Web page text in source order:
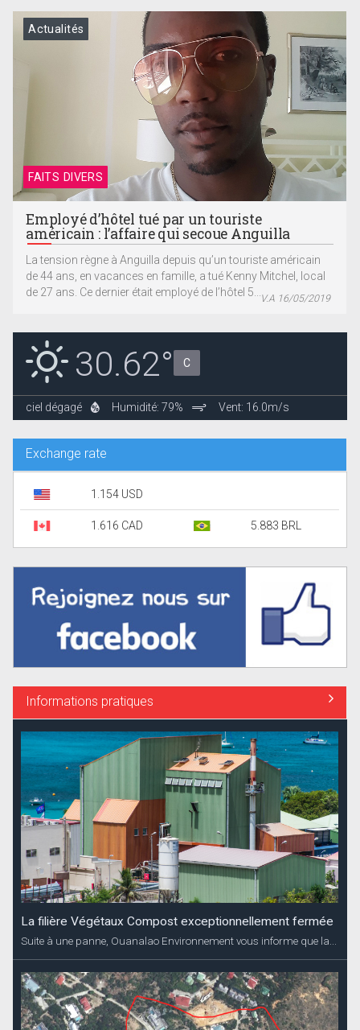
FAITS DIVERS
Actualités
Employé d’hôtel tué par un touriste
américain : l’affaire qui secoue Anguilla
La tension règne à Anguilla depuis qu’un touriste américain
de 44 ans, en vacances en famille, a tué Kenny Mitchel, local
de 27 ans. Ce dernier était employé de l’hôtel 5...
V.A 16/05/2019
30.62° C
ciel dégagé Humidité: 79% Vent: 16.0m/s
Exchange rate
1.154 USD
1.616 CAD 5.883 BRL
Informations pratiques
La filière Végétaux Compost exceptionnellement fermée
Suite à une panne, Ouanalao Environnement vous informe que la...
Coupures d’électricité annoncées Dévé